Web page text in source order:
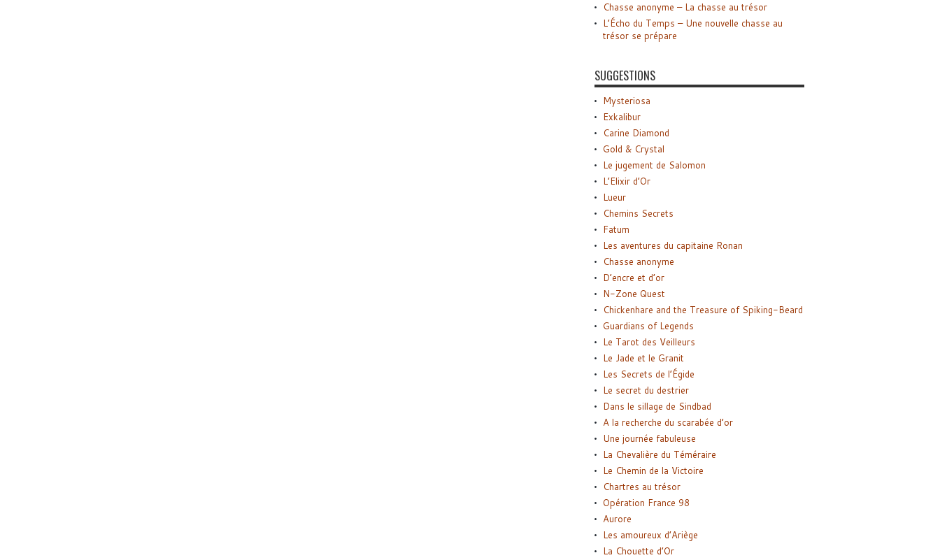
Chasse anonyme – La chasse au trésor
L’Écho du Temps – Une nouvelle chasse au
trésor se prépare
SUGGESTIONS
Mysteriosa
Exkalibur
Carine Diamond
Gold & Crystal
Le jugement de Salomon
L’Elixir d’Or
Lueur
Chemins Secrets
Fatum
Les aventures du capitaine Ronan
Chasse anonyme
D’encre et d’or
N-Zone Quest
Chickenhare and the Treasure of Spiking-Beard
Guardians of Legends
Le Tarot des Veilleurs
Le Jade et le Granit
Les Secrets de l’Égide
Le secret du destrier
Dans le sillage de Sindbad
A la recherche du scarabée d’or
Une journée fabuleuse
La Chevalière du Téméraire
Le Chemin de la Victoire
Chartres au trésor
Opération France 98
Aurore
Les amoureux d’Ariège
La Chouette d’Or